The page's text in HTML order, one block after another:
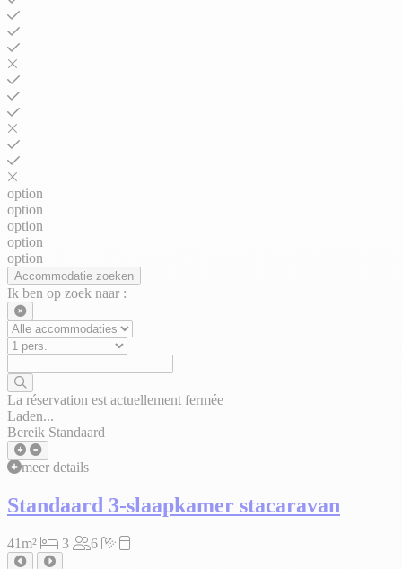
option
option
option
option
option
Accommodatie zoeken
Ik ben op zoek naar :
La réservation est actuellement fermée
Laden...
Bereik Standaard
meer details
Standaard 3-slaapkamer stacaravan
41m² 3 6